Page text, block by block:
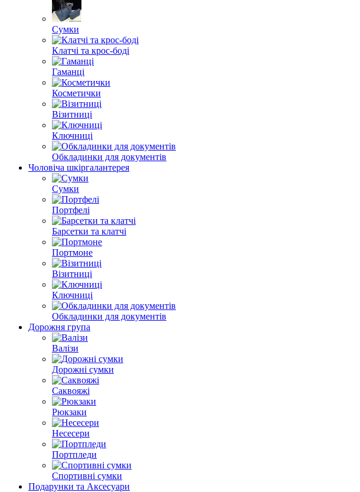
Сумки
Клатчі та крос-боді
Гаманці
Косметички
Візитниці
Ключниці
Обкладинки для документів
Чоловіча шкіргалантерея
Сумки
Портфелі
Барсетки та клатчі
Портмоне
Візитниці
Ключниці
Обкладинки для документів
Дорожня група
Валізи
Дорожні сумки
Саквояжі
Рюкзаки
Несесери
Портпледи
Спортивні сумки
Подарунки та Аксесуари